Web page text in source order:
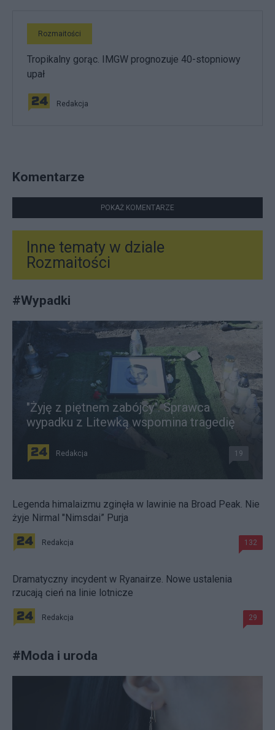
Rozmaitości
Tropikalny gorąc. IMGW prognozuje 40-stopniowy
upał
Redakcja
Komentarze
POKAŻ KOMENTARZE
Inne tematy w dziale
Rozmaitości
#Wypadki
"Żyję z piętnem zabójcy". Sprawca
wypadku z Litewką wspomina tragedię
Redakcja 19
Legenda himalaizmu zginęła w lawinie na Broad Peak. Nie
żyje Nirmal "Nimsdai” Purja
Redakcja 132
Dramatyczny incydent w Ryanairze. Nowe ustalenia
rzucają cień na linie lotnicze
Redakcja 29
#Moda i uroda